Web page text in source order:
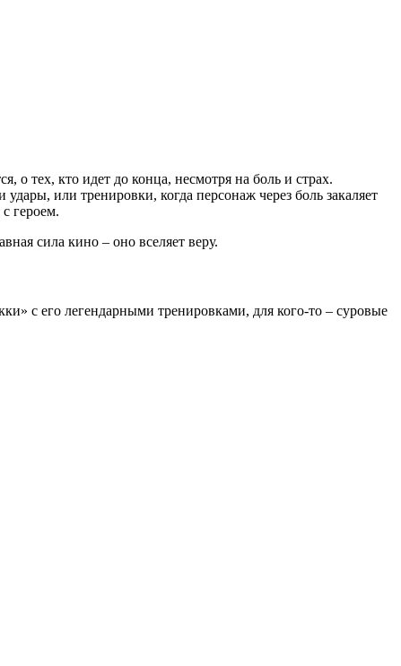
тех, кто идет до конца, несмотря на боль и страх.
или тренировки, когда персонаж через боль закаляет
героем.
сила кино – оно вселяет веру.
с его легендарными тренировками, для кого-то – суровые